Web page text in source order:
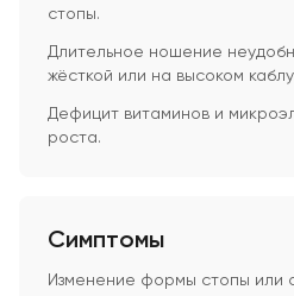
стопы.
Длительное ношение
жёсткой или на высоком
Дефицит витаминов и
роста.
Симптомы
Изменение формы стопы или